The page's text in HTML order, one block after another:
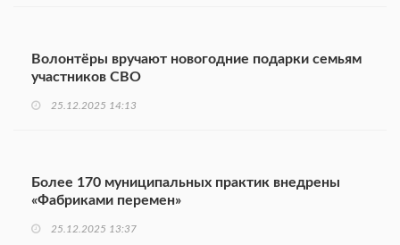
Волонтёры вручают новогодние подарки семьям
участников СВО
25.12.2025 14:13
Более 170 муниципальных практик внедрены
«Фабриками перемен»
25.12.2025 13:37